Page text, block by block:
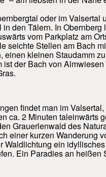
oder im Valsertal
den Tälern. In Obernberg
vom Parkplatz am
seichte Stellen am Bach
einen kleinen Staudamm
der Bach von
findet man im
ca. 2 Minuten taleinwärts
Grauerlenwald des
einer kurzen Wanderung
Waldlichtung ein
Ein Paradies an heißen